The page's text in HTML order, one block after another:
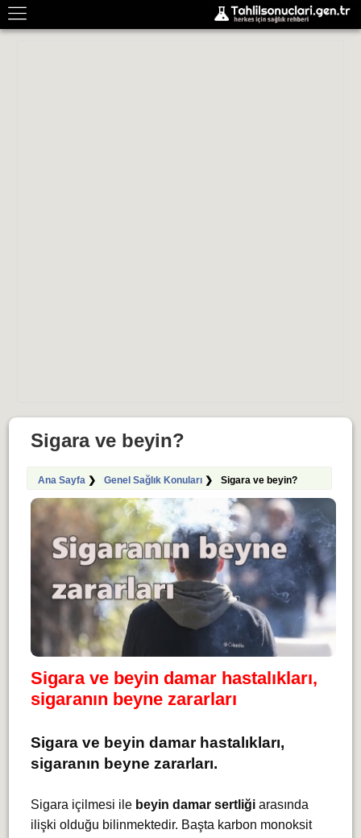
Sigara ve beyin?
Ana Sayfa❯ Genel Sağlık Konuları❯ Sigara ve beyin?
Sigara ve beyin damar hastalıkları,
sigaranın beyne zararları
Sigara ve beyin damar hastalıkları,
sigaranın beyne zararları.
Sigara içilmesi ile beyin damar sertliği arasında
ilişki olduğu bilinmektedir. Başta karbon monoksit